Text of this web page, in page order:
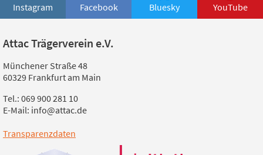
Instagram Facebook Bluesky YouTube
Attac Trägerverein e.V.
Münchener Straße 48
60329 Frankfurt am Main
Tel.: 069 900 281 10
E-Mail: info@attac.de
Transparenzdaten